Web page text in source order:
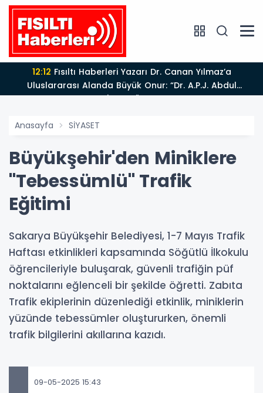
12:12
Uluslararası Alanda Büyük Onur: “Dr. A.P.J. Abdul
Kalam İlham Ödülü 2026”
Anasayfa SİYASET
Büyükşehir'den Miniklere
"Tebessümlü" Trafik
Eğitimi
Sakarya Büyükşehir Belediyesi, 1-7 Mayıs Trafik
Haftası etkinlikleri kapsamında Söğütlü İlkokulu
öğrencileriyle buluşarak, güvenli trafiğin püf
noktalarını eğlenceli bir şekilde öğretti. Zabıta
Trafik ekiplerinin düzenlediği etkinlik, miniklerin
yüzünde tebessümler oluştururken, önemli
trafik bilgilerini akıllarına kazıdı.
09-05-2025 15:43